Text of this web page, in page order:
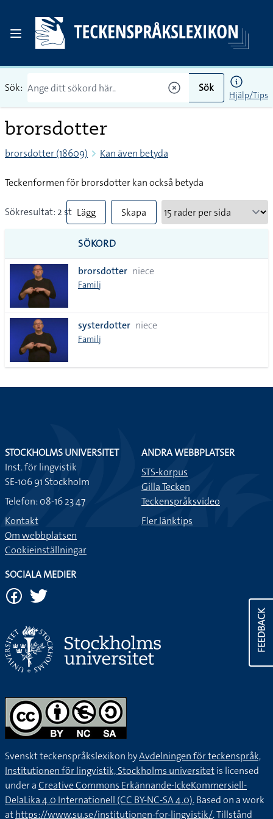
Sök: Sök
Hjälp/Tips
brorsdotter
brorsdotter (18609) Kan även betyda
Teckenformen för brorsdotter kan också betyda
Sökresultat: 2 st Lägg
till
alla i
lista
Skapa
SÖKORD
brorsdotter niece
Familj
systerdotter niece
Familj
FEEDBACK
STOCKHOLMS UNIVERSITET
Inst. för lingvistik
SE-106 91 Stockholm
Telefon: 08-16 23 47
Kontakt
Om webbplatsen
Cookieinställningar
ANDRA WEBBPLATSER
STS-korpus
Gilla Tecken
Teckenspråksvideo
Fler länktips
SOCIALA MEDIER
Svenskt teckenspråkslexikon byAvdelningen för teckenspråk,
Institutionen för lingvistik, Stockholms universitetis licensed
under aCreative Commons Erkännande-IckeKommersiell-
DelaLika 4.0 Internationell (CC BY-NC-SA 4.0).Based on a work
athttps://www.su.se/institutionen-for-lingvistik/. Tillstånd